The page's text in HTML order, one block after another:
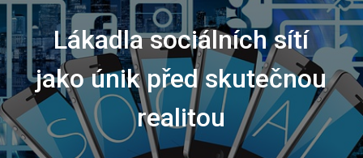
Lákadla sociálních sítí
jako únik před skutečnou
realitou